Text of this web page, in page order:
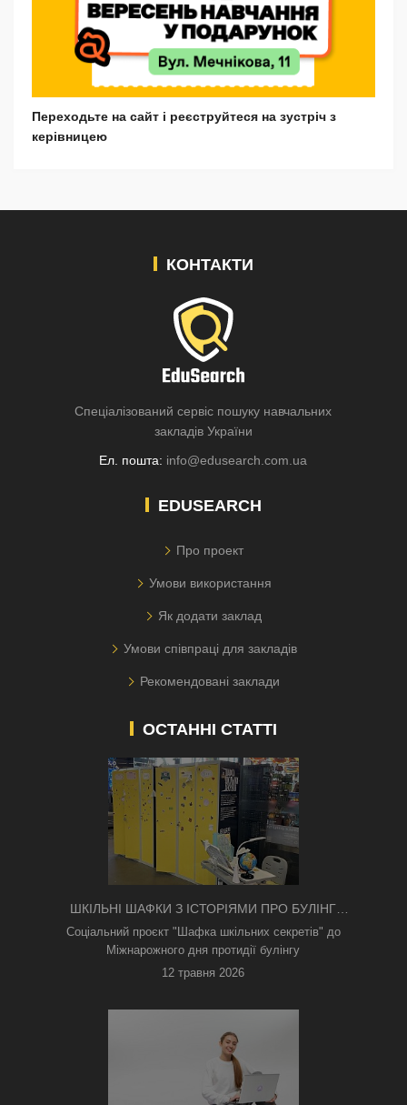
Переходьте на сайт і реєструйтеся на зустріч з
керівницею
КОНТАКТИ
Спеціалізований сервіс пошуку навчальних
закладів України
Ел. пошта: info@edusearch.com.ua
EDUSEARCH
Про проект
Умови використання
Як додати заклад
Умови співпраці для закладів
Рекомендовані заклади
ОСТАННІ СТАТТІ
ШКІЛЬНІ ШАФКИ З ІСТОРІЯМИ ПРО БУЛІНГ
З'ЯВИЛИСЯ В КИЄВІ
Соціальний проєкт "Шафка шкільних секретів" до
Міжнарожного дня протидії булінгу
12 травня 2026